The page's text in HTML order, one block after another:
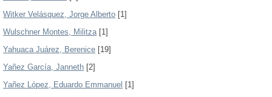
Witker Velásquez, Jorge Alberto [1]
Wulschner Montes, Militza[1]
Yahuaca Juárez, Berenice [19]
Yañez García, Janneth [2]
Yañez López, Eduardo Emmanuel [1]